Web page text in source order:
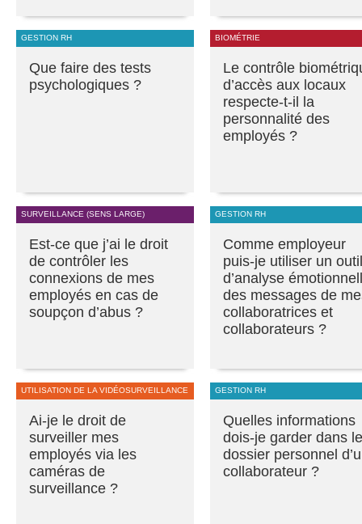
GESTION RH
Que faire des tests
psychologiques ?
BIOMÉTRIE
Le contrôle
d’accès aux locaux
respecte-t-il la
personnalité des
employés ?
SURVEILLANCE (SENS LARGE)
Est-ce que j’ai le droit
de contrôler les
connexions de mes
employés en cas de
soupçon d’abus ?
GESTION RH
Comme employeur
puis-je utiliser un outil
d’analyse
des messages de
collaboratrices et
collaborateurs ?
UTILISATION DE LA VIDÉOSURVEILLANCE
Ai-je le droit de
surveiller mes
employés via les
caméras de
surveillance ?
GESTION RH
Quelles informations
dois-je garder dans le
dossier personnel
collaborateur ?